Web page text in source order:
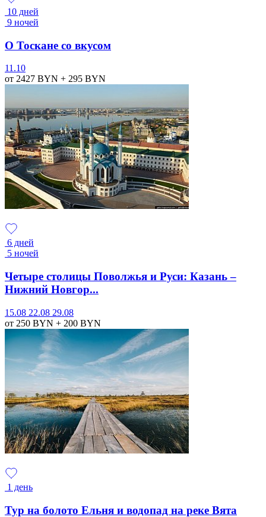
10 дней
9 ночей
О Тоскане со вкусом
11.10
от 2427 BYN + 295 BYN
6 дней
5 ночей
Четыре столицы Поволжья и Руси: Казань –
Нижний Новгор...
15.08 22.08 29.08
от 250 BYN + 200 BYN
1 день
Тур на болото Ельня и водопад на реке Вята